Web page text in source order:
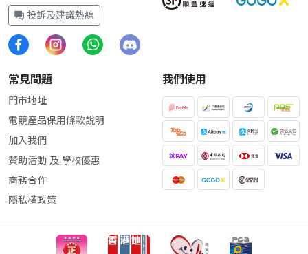
投訴及建議熱線
常見問題
門市地址
電競產品保用條款說明
加入我們
贊助活動 及 學校優惠
商務合作
隱私權政策
我們使用